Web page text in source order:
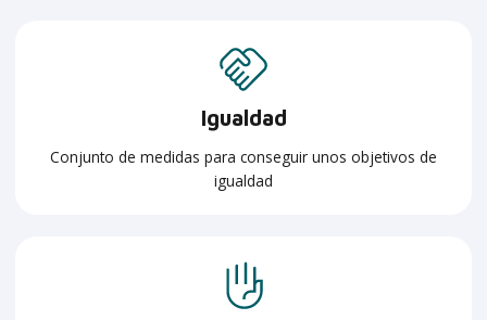
Igualdad
Conjunto de medidas para conseguir unos objetivos de
igualdad